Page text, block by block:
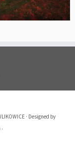
· Designed by
·